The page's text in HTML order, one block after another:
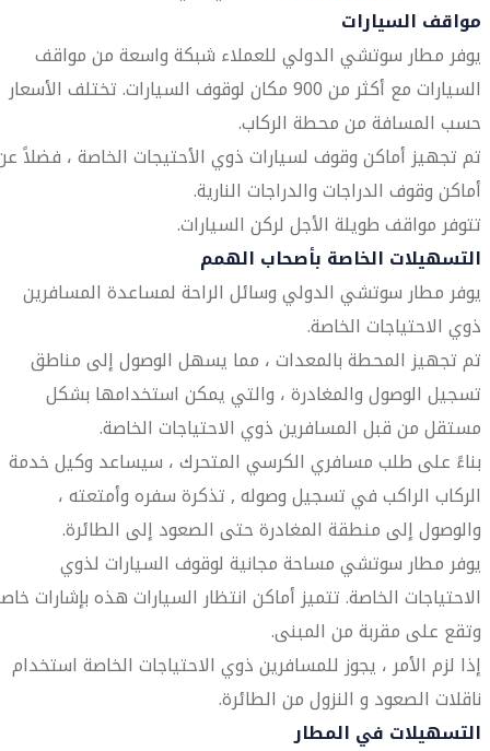
مواقف السيارات
يوفر مطار سوتشي الدولي للعملاء شبكة واسعة من مواقف
السيارات مع أكثر من 900 مكان لوقوف السيارات. تختلف الأسعار
حسب المسافة من محطة الركاب.
تم تجهيز أماكن وقوف لسيارات ذوي الأحتيجات الخاصة ، فضلاً
أماكن وقوف الدراجات والدراجات النارية.
تتوفر مواقف طويلة الأجل لركن السيارات.
التسهيلات الخاصة بأصحاب الهمم
يوفر مطار سوتشي الدولي وسائل الراحة لمساعدة المسافرين
ذوي الاحتياجات الخاصة.
تم تجهيز المحطة بالمعدات ، مما يسهل الوصول إلى مناطق
تسجيل الوصول والمغادرة ، والتي يمكن استخدامها بشكل
مستقل من قبل المسافرين ذوي الاحتياجات الخاصة.
بناءً على طلب مسافري الكرسي المتحرك ، سيساعد وكيل خدمة
الركاب الراكب في تسجيل وصوله , تذكرة سفره وأمتعته ،
والوصول إلى منطقة المغادرة حتى الصعود إلى الطائرة.
يوفر مطار سوتشي مساحة مجانية لوقوف السيارات لذوي
الاحتياجات الخاصة. تتميز أماكن انتظار السيارات هذه بإشارات
وتقع على مقربة من المبنى.
إذا لزم الأمر ، يجوز للمسافرين ذوي الاحتياجات الخاصة استخدام
ناقلات الصعود و النزول من الطائرة.
التسهيلات في المطار